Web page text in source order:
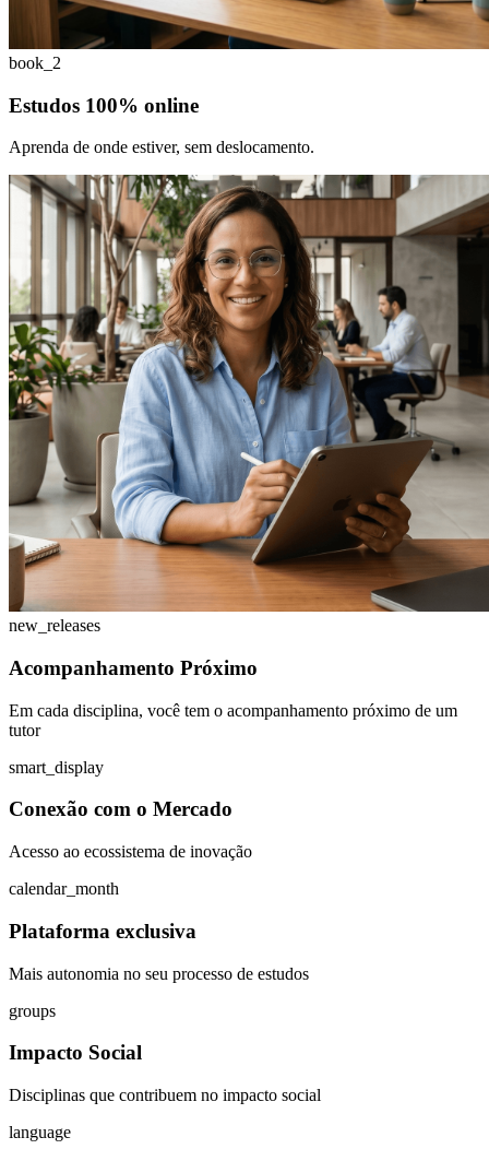
book_2
Estudos 100% online
Aprenda de onde estiver, sem deslocamento.
new_releases
Acompanhamento Próximo
Em cada disciplina, você tem o acompanhamento próximo de um
tutor
smart_display
Conexão com o Mercado
Acesso ao ecossistema de inovação
calendar_month
Plataforma exclusiva
Mais autonomia no seu processo de estudos
groups
Impacto Social
Disciplinas que contribuem no impacto social
language